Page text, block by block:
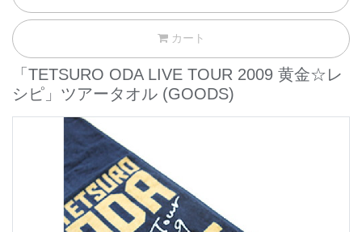
カート
「TETSURO ODA LIVE TOUR 2009 黄金☆レ
シピ」ツアータオル (GOODS)